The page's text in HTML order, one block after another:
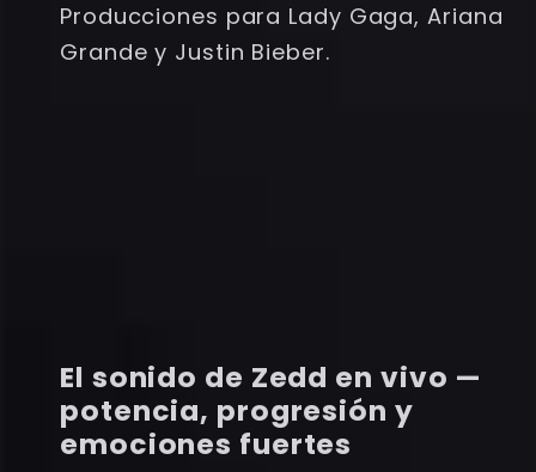
Producciones para Lady Gaga, Ariana
Grande y Justin Bieber.
El sonido de Zedd en vivo —
potencia, progresión y
emociones fuertes